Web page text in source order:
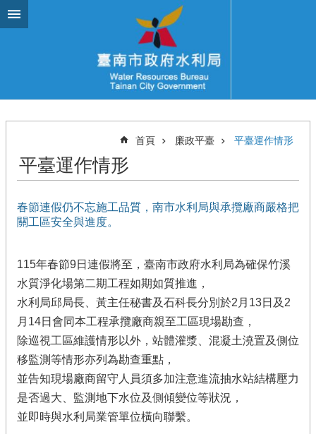
跳到主要內容區塊
首頁 廉政平臺 平臺運作情形
平臺運作情形
春節連假仍不忘施工品質，南市水利局與承攬廠商嚴格把
關工區安全與進度。
115年春節9日連假將至，臺南市政府水利局為確保竹溪
水質淨化場第二期工程如期如質推進，
水利局邱局長、黃主任秘書及石科長分別於2月13日及2
月14日會同本工程承攬廠商親至工區現場勘查，
除巡視工區維護情形以外，站體灌漿、混凝土澆置及側位
移監測等情形亦列為勘查重點，
並告知現場廠商留守人員須多加注意進流抽水站結構壓力
是否過大、監測地下水位及側傾變位等狀況，
並即時與水利局業管單位橫向聯繫。